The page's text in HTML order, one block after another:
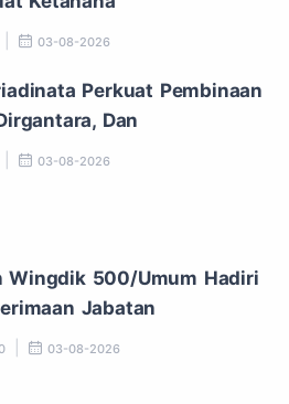
03-08-2026
Perkuat Pembinaan
Dan
03-08-2026
Wingdik 500/Umum Hadiri
Jabatan
03-08-2026